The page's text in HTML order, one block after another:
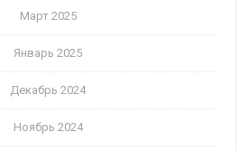
Март 2025
Январь 2025
Декабрь 2024
Ноябрь 2024